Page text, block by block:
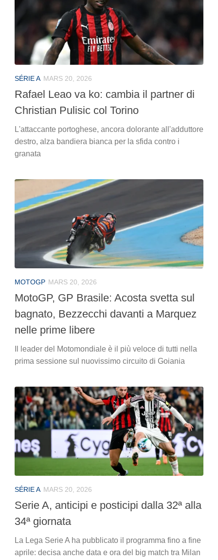
SÉRIE A MARS 20, 2026
Rafael Leao va ko: cambia il partner di
Christian Pulisic col Torino
L'attaccante portoghese, ancora dolorante all'adduttore
destro, alza bandiera bianca per la sfida contro i
granata
MOTOGP MARS 20, 2026
MotoGP, GP Brasile: Acosta svetta sul
bagnato, Bezzecchi davanti a Marquez
nelle prime libere
Il leader del Motomondiale è il più veloce di tutti nella
prima sessione sul nuovissimo circuito di Goiania
SÉRIE A MARS 20, 2026
Serie A, anticipi e posticipi dalla 32ª alla
34ª giornata
La Lega Serie A ha pubblicato il programma fino a fine
aprile: decisa anche data e ora del big match tra Milan